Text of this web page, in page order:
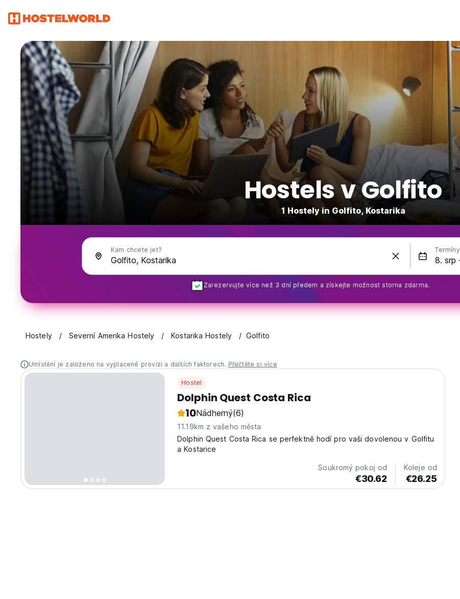
Hostels v Golfito
1 Hostely in Golfito, Kostarika
Kam chcete jet? Termíny
Zarezervujte více než 3 dní předem a získejte možnost storna zdarma.
Hostely Severní Amerika Hostely Kostarika Hostely Golfito
Umístění je založeno na vyplacené provizi a dalších faktorech. Přečtěte si více
Hostel
Dolphin Quest Costa Rica
10Nádherný(6)
11.19km z vašeho města
Dolphin Quest Costa Rica se perfektně hodí pro vaši dovolenou v Golfitu
a Kostarice
Soukromý pokoj od
€30.62
Koleje od
€26.25